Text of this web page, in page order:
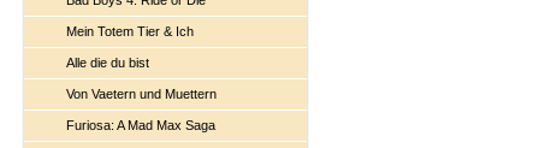
Mein Totem Tier & Ich
Alle die du bist
Von Vaetern und Muettern
Furiosa: A Mad Max Saga